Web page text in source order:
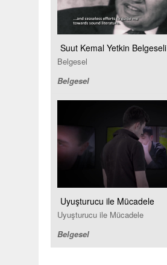
Suut Kemal Yetkin Belgeseli
Belgesel
Belgesel
Uyuşturucu ile Mücadele
Uyuşturucu ile Mücadele
Belgesel